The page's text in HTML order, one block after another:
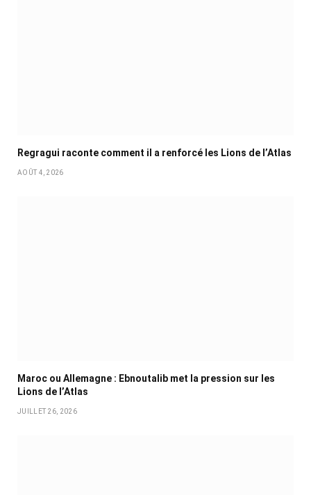
Regragui raconte comment il a renforcé les Lions de l’Atlas
AOÛT 4, 2026
Maroc ou Allemagne : Ebnoutalib met la pression sur les
Lions de l’Atlas
JUILLET 26, 2026